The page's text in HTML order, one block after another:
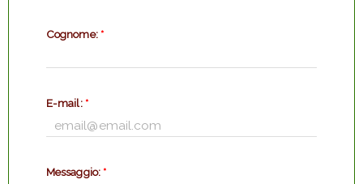
Cognome: *
E-mail: *
Messaggio: *